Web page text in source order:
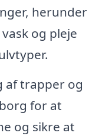
herunder
og pleje
af trapper og
for at
og sikre at